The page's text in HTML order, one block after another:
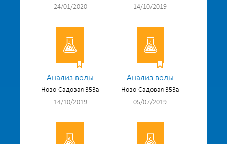
24/01/2020
14/10/2019
Анализ воды
Ново-Садовая 353а
14/10/2019
Анализ воды
Ново-Садовая 353а
05/07/2019